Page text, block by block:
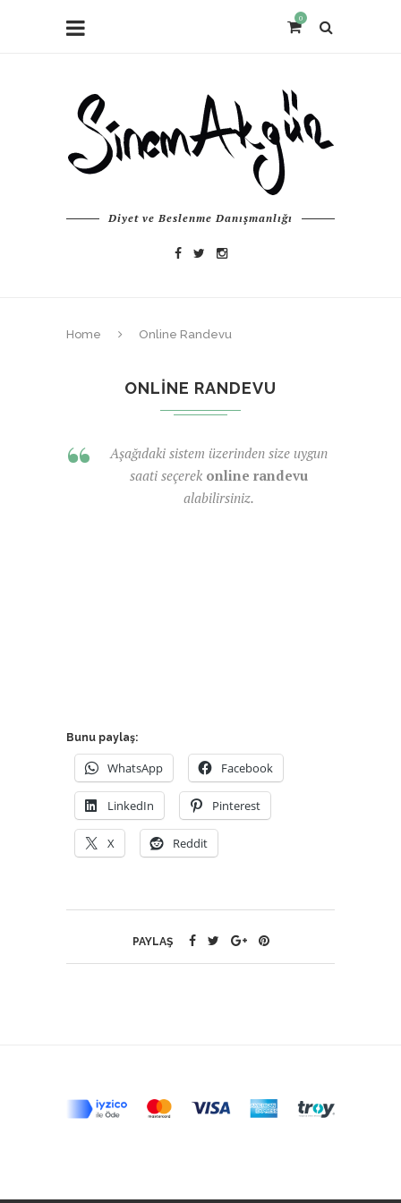
0
Diyet ve Beslenme Danışmanlığı
Home Online Randevu
ONLINE RANDEVU
Aşağıdaki sistem üzerinden size uygun
saati seçerek online randevu
alabilirsiniz.
Bunu paylaş:
WhatsApp Facebook
LinkedIn Pinterest
X Reddit
PAYLAŞ